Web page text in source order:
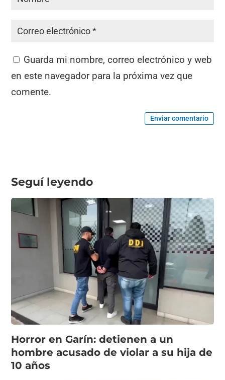
Guarda mi nombre, correo electrónico y web
en este navegador para la próxima vez que
comente.
Enviar comentario
Seguí leyendo
Horror en Garín: detienen a un
hombre acusado de violar a su hija de
10 años